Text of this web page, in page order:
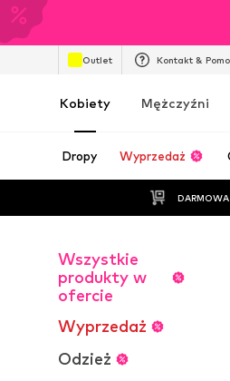
Outlet Kontakt &
Kobiety Mężczyźni
Dropy Wyprzedaż
Wszystkie
produkty w
ofercie
Wyprzedaż
Odzież